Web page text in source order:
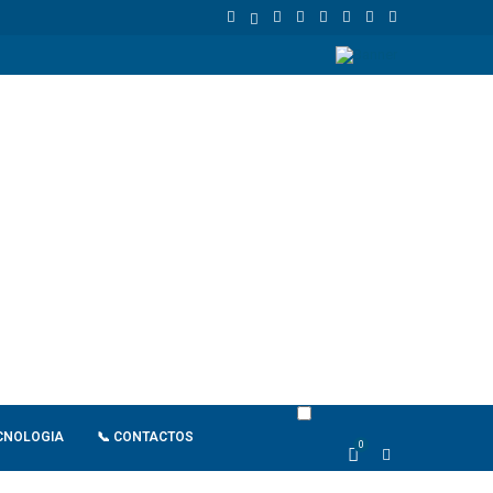
Espanha dá ultimato à Itália para suspender controlos
📞 CONTACTOS 0